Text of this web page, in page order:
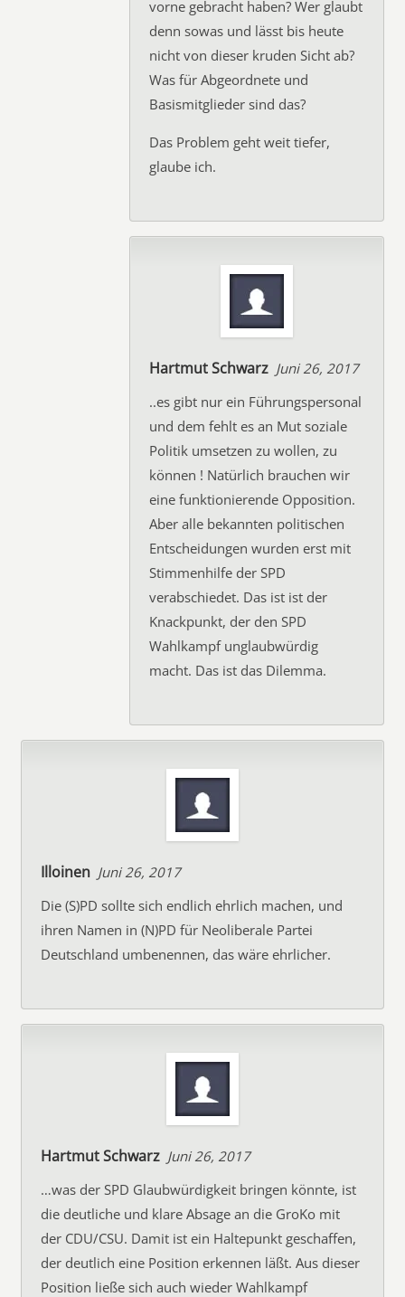
vorne gebracht haben? Wer glaubt
denn sowas und lässt bis heute
nicht von dieser kruden Sicht ab?
Was für Abgeordnete und
Basismitglieder sind das?
Das Problem geht weit tiefer,
glaube ich.
Hartmut Schwarz Juni 26, 2017
..es gibt nur ein Führungspersonal
und dem fehlt es an Mut soziale
Politik umsetzen zu wollen, zu
können ! Natürlich brauchen wir
eine funktionierende Opposition.
Aber alle bekannten politischen
Entscheidungen wurden erst mit
Stimmenhilfe der SPD
verabschiedet. Das ist ist der
Knackpunkt, der den SPD
Wahlkampf unglaubwürdig
macht. Das ist das Dilemma.
Illoinen Juni 26, 2017
Die (S)PD sollte sich endlich ehrlich machen, und
ihren Namen in (N)PD für Neoliberale Partei
Deutschland umbenennen, das wäre ehrlicher.
Hartmut Schwarz Juni 26, 2017
…was der SPD Glaubwürdigkeit bringen könnte, ist
die deutliche und klare Absage an die GroKo mit
der CDU/CSU. Damit ist ein Haltepunkt geschaffen,
der deutlich eine Position erkennen läßt. Aus dieser
Position ließe sich auch wieder Wahlkampf